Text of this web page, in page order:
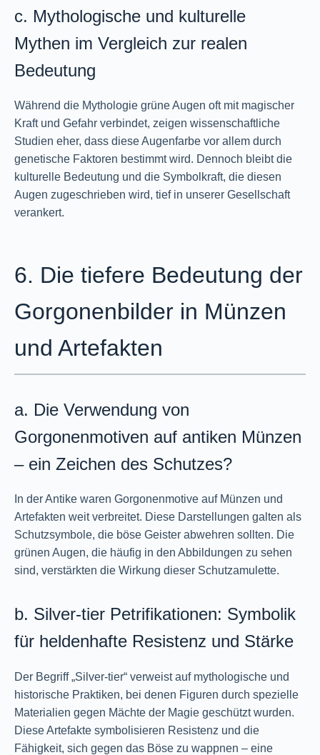
c. Mythologische und kulturelle
Mythen im Vergleich zur realen
Bedeutung
Während die Mythologie grüne Augen oft mit magischer
Kraft und Gefahr verbindet, zeigen wissenschaftliche
Studien eher, dass diese Augenfarbe vor allem durch
genetische Faktoren bestimmt wird. Dennoch bleibt die
kulturelle Bedeutung und die Symbolkraft, die diesen
Augen zugeschrieben wird, tief in unserer Gesellschaft
verankert.
6. Die tiefere Bedeutung der
Gorgonenbilder in Münzen
und Artefakten
a. Die Verwendung von
Gorgonenmotiven auf antiken Münzen
– ein Zeichen des Schutzes?
In der Antike waren Gorgonenmotive auf Münzen und
Artefakten weit verbreitet. Diese Darstellungen galten als
Schutzsymbole, die böse Geister abwehren sollten. Die
grünen Augen, die häufig in den Abbildungen zu sehen
sind, verstärkten die Wirkung dieser Schutzamulette.
b. Silver-tier Petrifikationen: Symbolik
für heldenhafte Resistenz und Stärke
Der Begriff „Silver-tier“ verweist auf mythologische und
historische Praktiken, bei denen Figuren durch spezielle
Materialien gegen Mächte der Magie geschützt wurden.
Diese Artefakte symbolisieren Resistenz und die
Fähigkeit, sich gegen das Böse zu wappnen – eine